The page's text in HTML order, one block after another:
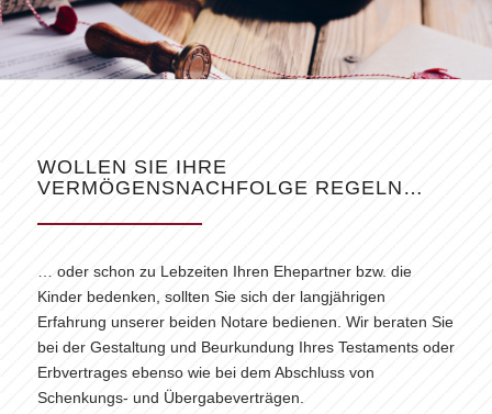
WOLLEN SIE IHRE
VERMÖGENSNACHFOLGE REGELN…
… oder schon zu Lebzeiten Ihren Ehepartner bzw. die
Kinder bedenken, sollten Sie sich der langjährigen
Erfahrung unserer beiden Notare bedienen. Wir beraten Sie
bei der Gestaltung und Beurkundung Ihres Testaments oder
Erbvertrages ebenso wie bei dem Abschluss von
Schenkungs- und Übergabeverträgen.